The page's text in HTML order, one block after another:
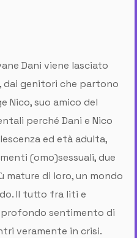
Dani viene lasciato
dai genitori che partono
Nico, suo amico del
perché Dani e Nico
ed età adulta,
(omo)sessuali, due
di loro, un mondo
Il tutto fra liti e
profondo sentimento di
veramente in crisi.